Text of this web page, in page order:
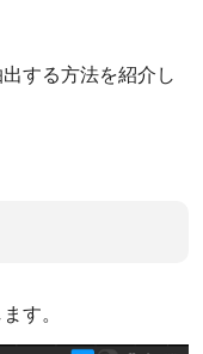
する方法を紹介し
す。